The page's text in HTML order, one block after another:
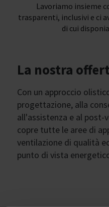
Lavoriamo insieme
trasparenti, inclusivi e ci
di cui
La nostra
Con un approccio
progettazione, alla
all'assistenza e al
copre tutte le aree di
ventilazione di qualità
punto di vista